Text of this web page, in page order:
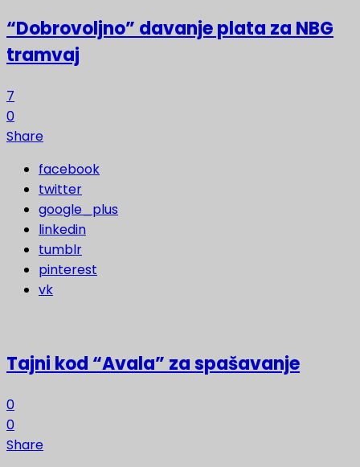
“Dobrovoljno” davanje plata za NBG
tramvaj
7
0
Share
facebook
twitter
google_plus
linkedin
tumblr
pinterest
vk
Tajni kod “Avala” za spašavanje
0
0
Share